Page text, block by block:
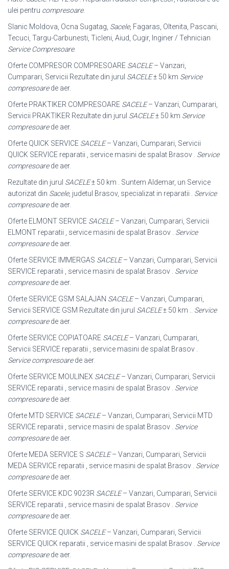
ulei pentru compresoare.
Slanic Moldova, Ocna Sugatag, Sacele, Fagaras, Oltenita, Pascani,
Tecuci, Targu-Carbunesti, Ticleni, Aiud, Cugir, Inginer / Tehnician
Service Compresoare.
Oferte COMPRESOR COMPRESOARE SACELE– Vanzari,
Cumparari, Servicii Rezultate din jurul SACELE± 50 km Service
compresoarede aer.
Oferte PRAKTIKER COMPRESOARE SACELE– Vanzari, Cumparari,
Servicii PRAKTIKER Rezultate din jurul SACELE± 50 km Service
compresoarede aer.
Oferte QUICK SERVICE SACELE– Vanzari, Cumparari, Servicii
QUICK SERVICE reparatii , service masini de spalat Brasov . Service
compresoarede aer.
Rezultate din jurul SACELE± 50 km . Suntem Aldemar, un Service
autorizat din Sacele, judetul Brasov, specializat in reparatii . Service
compresoarede aer.
Oferte ELMONT SERVICE SACELE– Vanzari, Cumparari, Servicii
ELMONT reparatii , service masini de spalat Brasov . Service
compresoarede aer.
Oferte SERVICE IMMERGAS SACELE– Vanzari, Cumparari, Servicii
SERVICE reparatii , service masini de spalat Brasov . Service
compresoarede aer.
Oferte SERVICE GSM SALAJAN SACELE– Vanzari, Cumparari,
Servicii SERVICE GSM Rezultate din jurul SACELE± 50 km .. Service
compresoarede aer.
Oferte SERVICE COPIATOARE SACELE– Vanzari, Cumparari,
Servicii SERVICE reparatii , service masini de spalat Brasov .
Service compresoarede aer.
Oferte SERVICE MOULINEX SACELE– Vanzari, Cumparari, Servicii
SERVICE reparatii , service masini de spalat Brasov . Service
compresoarede aer.
Oferte MTD SERVICE SACELE– Vanzari, Cumparari, Servicii MTD
SERVICE reparatii , service masini de spalat Brasov . Service
compresoarede aer.
Oferte MEDA SERVICE S SACELE– Vanzari, Cumparari, Servicii
MEDA SERVICE reparatii , service masini de spalat Brasov . Service
compresoarede aer.
Oferte SERVICE KDC 9023R SACELE– Vanzari, Cumparari, Servicii
SERVICE reparatii , service masini de spalat Brasov . Service
compresoarede aer.
Oferte SERVICE QUICK SACELE– Vanzari, Cumparari, Servicii
SERVICE QUICK reparatii , service masini de spalat Brasov . Service
compresoarede aer.